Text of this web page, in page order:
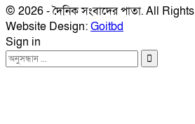
© 2026 - দৈনিক সংবাদের পাতা. All
Website Design:Goitbd
Sign in